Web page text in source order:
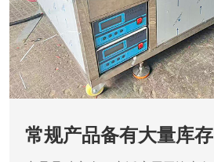
常规产品备有大量库存